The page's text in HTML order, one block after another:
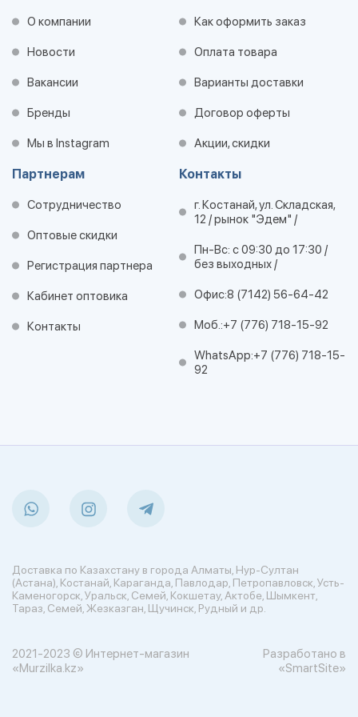
О компании
Новости
Вакансии
Бренды
Мы в Instagram
Как оформить заказ
Оплата товара
Варианты доставки
Договор оферты
Акции, скидки
Партнерам
Сотрудничество
Оптовые скидки
Регистрация партнера
Кабинет оптовика
Контакты
Контакты
г. Костанай, ул. Складская,
12 / рынок "Эдем" /
Пн-Вс: с 09:30 до 17:30 /
без выходных /
Офис:8 (7142) 56-64-42
Моб.:+7 (776) 718-15-92
WhatsApp:+7 (776) 718-15-
92
Доставка по Казахстану в города Алматы, Нур-Султан
(Астана), Костанай, Караганда, Павлодар, Петропавловск, Усть-
Каменогорск, Уральск, Семей, Кокшетау, Актобе, Шымкент,
Тараз, Семей, Жезказган, Щучинск, Рудный и др.
2021-2023 © Интернет-магазин
«Murzilka.kz»
Разработано в
«SmartSite»